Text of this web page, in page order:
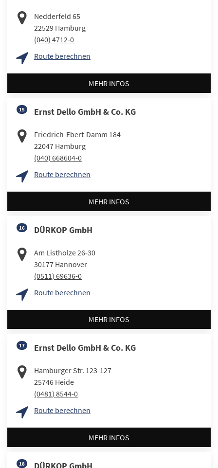
Nedderfeld 65
22529 Hamburg
(040) 4712-0
Route berechnen
MEHR INFOS
15 Ernst Dello GmbH & Co. KG
Friedrich-Ebert-Damm 184
22047 Hamburg
(040) 668604-0
Route berechnen
MEHR INFOS
16 DÜRKOP GmbH
Am Listholze 26-30
30177 Hannover
(0511) 69636-0
Route berechnen
MEHR INFOS
17 Ernst Dello GmbH & Co. KG
Hamburger Str. 123-127
25746 Heide
(0481) 8544-0
Route berechnen
MEHR INFOS
18 DÜRKOP GmbH